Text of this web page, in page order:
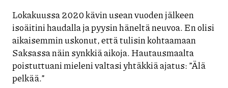
Lokakuussa 2020 kävin usean vuoden jälkeen
isoäitini haudalla ja pyysin häneltä neuvoa. En olisi
aikaisemmin uskonut, että tulisin kohtaamaan
Saksassa näin synkkiä aikoja. Hautausmaalta
poistuttuani mieleni valtasi yhtäkkiä ajatus: ”Älä
pelkää.”